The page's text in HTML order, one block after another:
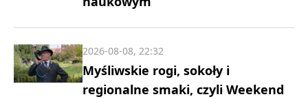
Myśliwskie rogi, sokoły i
regionalne smaki, czyli Weekend
2026-08-08, 22:32